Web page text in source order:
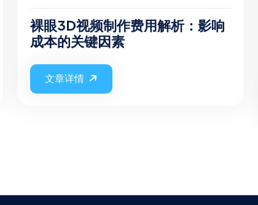
裸眼3D视频制作费用解析：影响
成本的关键因素
文章详情